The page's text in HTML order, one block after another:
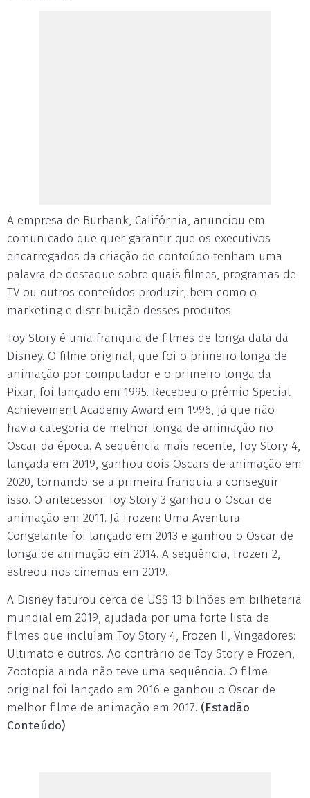
A empresa de Burbank, Califórnia, anunciou em
comunicado que quer garantir que os executivos
encarregados da criação de conteúdo tenham uma
palavra de destaque sobre quais filmes, programas de
TV ou outros conteúdos produzir, bem como o
marketing e distribuição desses produtos.
Toy Story é uma franquia de filmes de longa data da
Disney. O filme original, que foi o primeiro longa de
animação por computador e o primeiro longa da
Pixar, foi lançado em 1995. Recebeu o prêmio Special
Achievement Academy Award em 1996, já que não
havia categoria de melhor longa de animação no
Oscar da época. A sequência mais recente, Toy Story 4,
lançada em 2019, ganhou dois Oscars de animação em
2020, tornando-se a primeira franquia a conseguir
isso. O antecessor Toy Story 3 ganhou o Oscar de
animação em 2011. Já Frozen: Uma Aventura
Congelante foi lançado em 2013 e ganhou o Oscar de
longa de animação em 2014. A sequência, Frozen 2,
estreou nos cinemas em 2019.
A Disney faturou cerca de US$ 13 bilhões em bilheteria
mundial em 2019, ajudada por uma forte lista de
filmes que incluíam Toy Story 4, Frozen II, Vingadores:
Ultimato e outros. Ao contrário de Toy Story e Frozen,
Zootopia ainda não teve uma sequência. O filme
original foi lançado em 2016 e ganhou o Oscar de
melhor filme de animação em 2017. (Estadão
Conteúdo)